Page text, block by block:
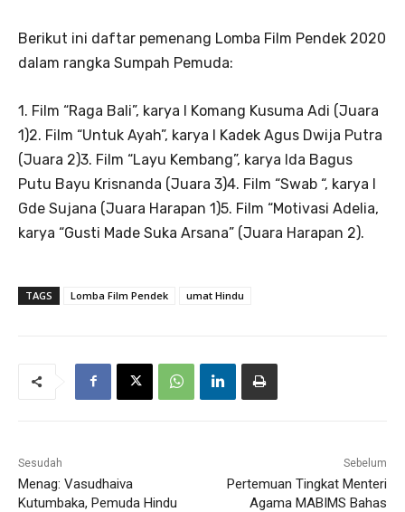
Berikut ini daftar pemenang Lomba Film Pendek 2020
dalam rangka Sumpah Pemuda:
1. Film “Raga Bali”, karya I Komang Kusuma Adi (Juara
1)2. Film “Untuk Ayah”, karya I Kadek Agus Dwija Putra
(Juara 2)3. Film “Layu Kembang”, karya Ida Bagus
Putu Bayu Krisnanda (Juara 3)4. Film “Swab “, karya I
Gde Sujana (Juara Harapan 1)5. Film “Motivasi Adelia,
karya “Gusti Made Suka Arsana” (Juara Harapan 2).
TAGS Lomba Film Pendek umat Hindu
Sesudah
Menag: Vasudhaiva
Kutumbaka, Pemuda Hindu
Sebelum
Pertemuan Tingkat Menteri
Agama MABIMS Bahas